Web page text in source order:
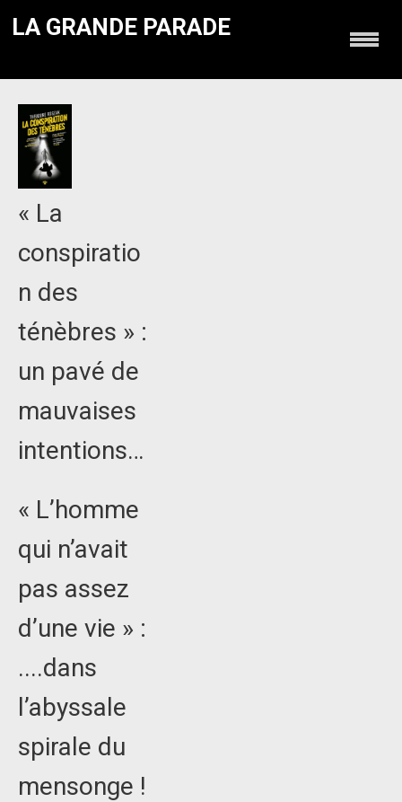
LA GRANDE PARADE
« La
conspiratio
n des
ténèbres » :
un pavé de
mauvaises
intentions…
« L’homme
qui n’avait
pas assez
d’une vie » :
....dans
l’abyssale
spirale du
mensonge !